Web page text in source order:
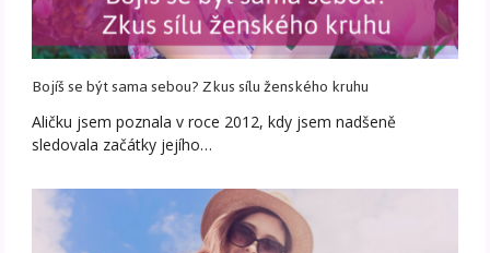
Bojíš se být sama sebou? Zkus sílu ženského kruhu
Aličku jsem poznala v roce 2012, kdy jsem nadšeně
sledovala začátky jejího…